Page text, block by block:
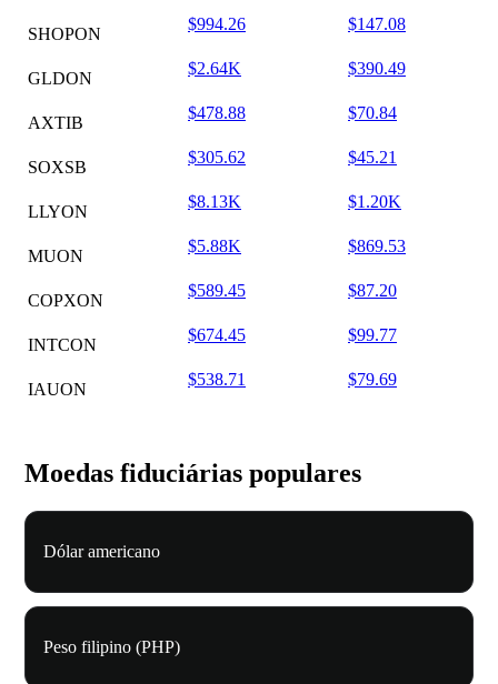
SHOPON
$994.26 $147.08
GLDON
$2.64K $390.49
AXTIB
$478.88 $70.84
SOXSB
$305.62 $45.21
LLYON
$8.13K $1.20K
MUON
$5.88K $869.53
COPXON
$589.45 $87.20
INTCON
$674.45 $99.77
IAUON
$538.71 $79.69
Moedas fiduciárias populares
Dólar americano
Peso filipino (PHP)